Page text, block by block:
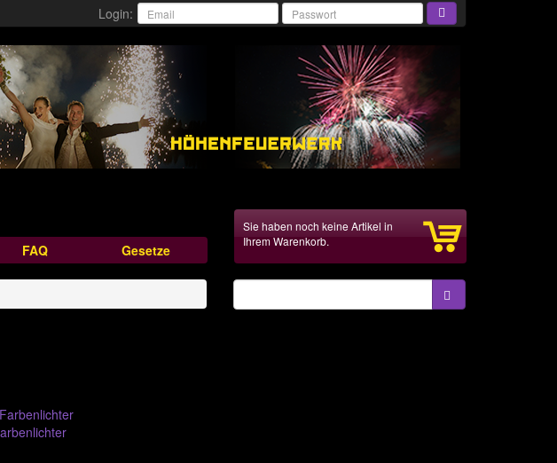
Login:
FAQ Gesetze
Sie haben noch keine Artikel in
Ihrem Warenkorb.